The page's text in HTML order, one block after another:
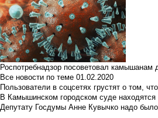
Роспотребнадзор посоветовал камышанам
Все новости по теме 01.02.2020
Пользователи в соцсетях грустят о том,
В Камышинском городском суде находятся
Депутату Госдумы Анне Кувычко надо